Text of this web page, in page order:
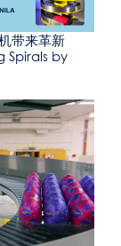
带来革新
Spirals by